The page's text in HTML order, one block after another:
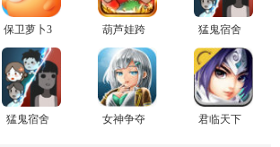
保卫萝卜3
游戏正版
葫芦娃跨
服版
猛鬼宿舍
魔改版(躺
平发育养
👻版)
猛鬼宿舍
女神争夺
君临天下